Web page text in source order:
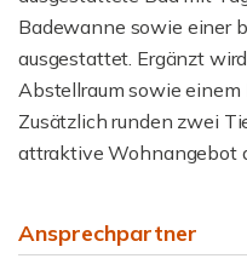
Badewanne sowie einer
ausgestattet. Ergänzt
Abstellraum sowie einem
Zusätzlich runden zwei
attraktive Wohnangebot
Ansprechpartner